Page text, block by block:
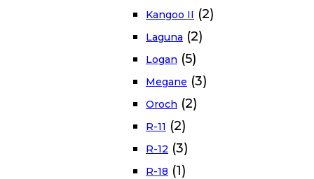
Kangoo II (2)
Laguna (2)
Logan (5)
Megane (3)
Oroch (2)
R-11 (2)
R-12 (3)
R-18 (1)